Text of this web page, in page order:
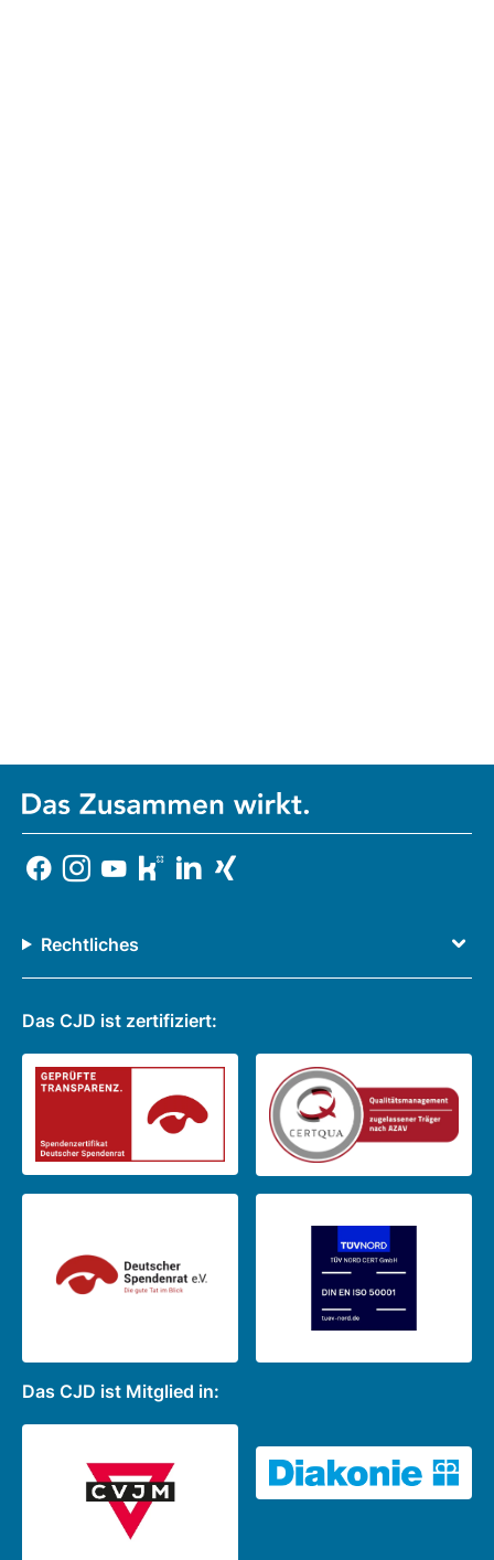
Rechtliches
Das CJD ist zertifiziert:
Das CJD ist Mitglied in: